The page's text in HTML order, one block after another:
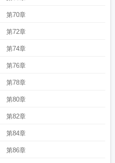
第70章
第72章
第74章
第76章
第78章
第80章
第82章
第84章
第86章